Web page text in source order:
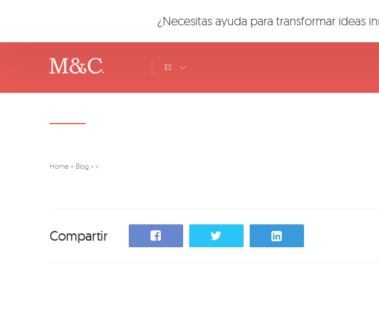
ES
Home » Blog » »
Compartir
¿Necesitas ayuda para transformar ideas